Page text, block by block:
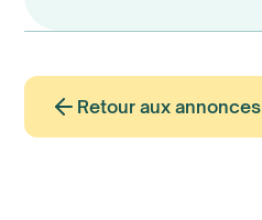
Retour aux annonces